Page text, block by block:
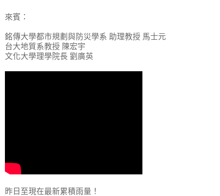
來賓：
銘傳大學都市規劃與防災學系 助理教授 馬士元
台大地質系教授 陳宏宇
文化大學理學院長 劉廣英
昨日至現在最新累積雨量！